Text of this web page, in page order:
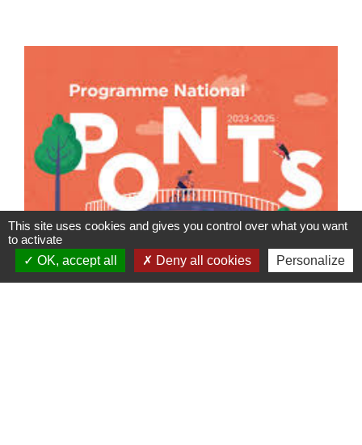
This site uses cookies and gives you control over what you want
to activate
OK, accept all
Deny all cookies Personalize